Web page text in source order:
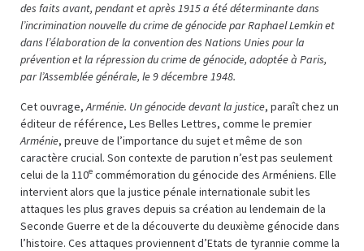
des faits avant, pendant et après 1915 a été déterminante dans
l’incrimination nouvelle du crime de génocide par Raphael Lemkin et
dans l’élaboration de la convention des Nations Unies pour la
prévention et la répression du crime de génocide, adoptée à Paris,
par l’Assemblée générale, le 9 décembre 1948.
Cet ouvrage, Arménie. Un génocide devant la justice, paraît chez un
éditeur de référence, Les Belles Lettres, comme le premier
Arménie, preuve de l’importance du sujet et même de son
caractère crucial. Son contexte de parution n’est pas seulement
celui de la 110e commémoration du génocide des Arméniens. Elle
intervient alors que la justice pénale internationale subit les
attaques les plus graves depuis sa création au lendemain de la
Seconde Guerre et de la découverte du deuxième génocide dans
l’histoire. Ces attaques proviennent d’Etats de tyrannie comme la